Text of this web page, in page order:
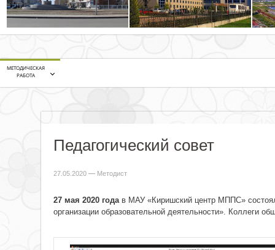
МЕТОДИЧЕСКАЯ
РАБОТА
Педагогический совет
27.05.2020 — Методист
27 мая 2020 годав МАУ «Киришский центр МППС»
организации образовательной деятельности». Коллеги